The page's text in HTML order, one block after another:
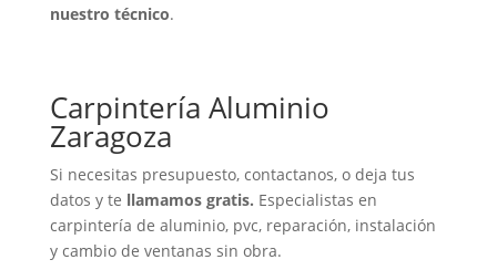
nuestro técnico.
Carpintería Aluminio
Zaragoza
Si necesitas presupuesto, contactanos, o deja tus
datos y te llamamos gratis. Especialistas en
carpintería de aluminio, pvc, reparación, instalación
y cambio de ventanas sin obra.